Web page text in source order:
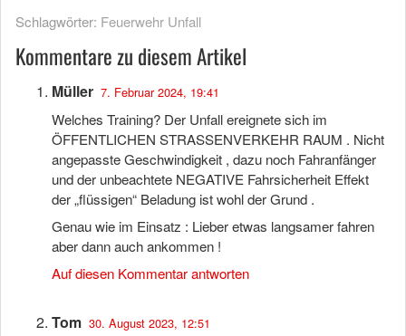
Schlagwörter: Feuerwehr Unfall
Kommentare zu diesem Artikel
Müller 7. Februar 2024, 19:41
Welches Training? Der Unfall ereignete sich im
ÖFFENTLICHEN STRASSENVERKEHR RAUM . Nicht
angepasste Geschwindigkeit , dazu noch Fahranfänger
und der unbeachtete NEGATIVE Fahrsicherheit Effekt
der „flüssigen“ Beladung ist wohl der Grund .
Genau wie im Einsatz : Lieber etwas langsamer fahren
aber dann auch ankommen !
Auf diesen Kommentar antworten
Tom 30. August 2023, 12:51